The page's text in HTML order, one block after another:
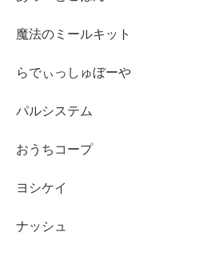
魔法のミールキット
らでぃっしゅぼーや
パルシステム
おうちコープ
ヨシケイ
ナッシュ